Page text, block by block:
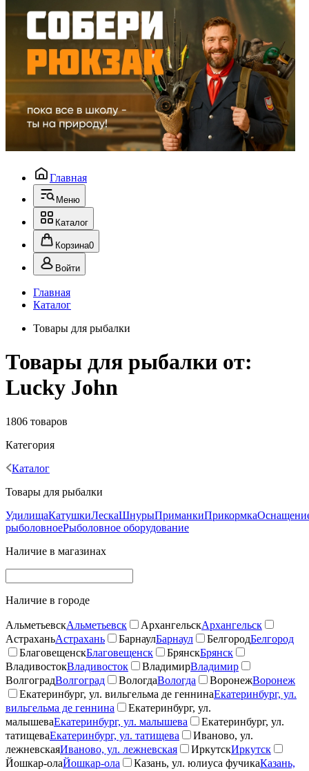
Главная
Меню
Каталог
Корзина0
Войти
Главная
Каталог
Товары для рыбалки
Товары для рыбалки от:
Lucky John
1806 товаров
Категория
Каталог
Товары для рыбалки
УдилищаКатушкиЛескаШнурыПриманкиПрикормка
рыболовноеРыболовное оборудование
Наличие в магазинах
Наличие в городе
АльметьевскАльметьевск АрхангельскАрхангельск
АстраханьАстрахань БарнаулБарнаул БелгородБелгород
БлаговещенскБлаговещенск БрянскБрянск
ВладивостокВладивосток ВладимирВладимир
ВолгоградВолгоград ВологдаВологда ВоронежВоронеж
Екатеринбург, ул. вильгельма де геннинаЕкатеринбург, ул.
вильгельма де геннина
Екатеринбург, ул.
малышеваЕкатеринбург, ул. малышева
Екатеринбург, ул.
татищеваЕкатеринбург, ул. татищева
Иваново, ул.
лежневскаяИваново, ул. лежневская ИркутскИркутск
Йошкар-олаЙошкар-ола Казань, ул. юлиуса фучикаКазань,